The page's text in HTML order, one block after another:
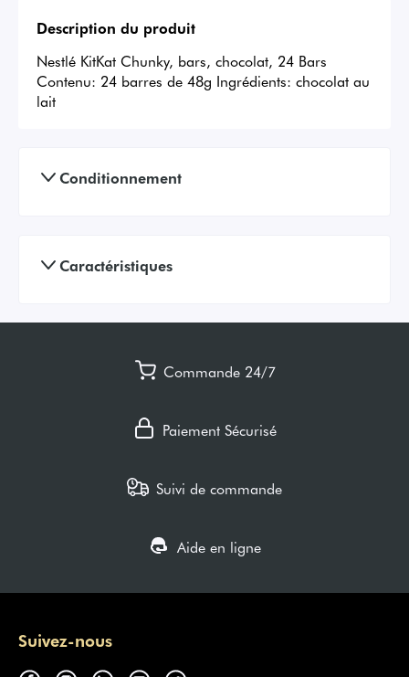
Description du produit
Nestlé KitKat Chunky, bars, chocolat, 24 Bars
Contenu: 24 barres de 48g Ingrédients: chocolat au
lait
Conditionnement
Caractéristiques
Commande 24/7
Paiement Sécurisé
Suivi de commande
Aide en ligne
Suivez-nous